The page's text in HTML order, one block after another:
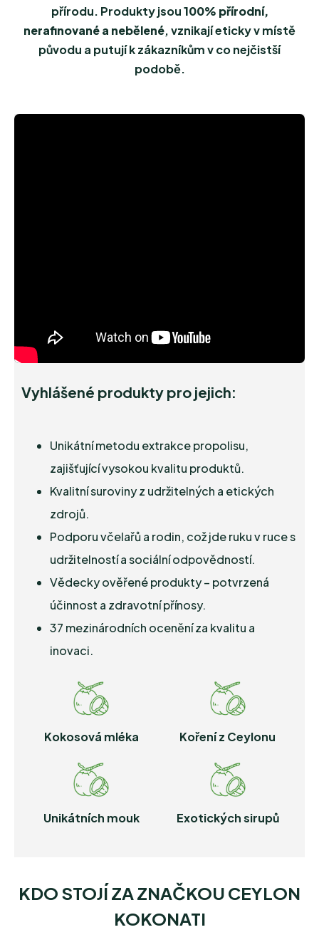
přírodu. Produkty jsou100% přírodní,
nerafinované a nebělené, vznikají eticky v místě
původu a putují k zákazníkům v co nejčistší
podobě.
Vyhlášené produkty pro jejich:
Unikátní metodu extrakce propolisu,
zajišťující vysokou kvalitu produktů.
Kvalitní suroviny z udržitelných a etických
zdrojů.
Podporu včelařů a rodin, což jde ruku v ruce s
udržitelností a sociální odpovědností.
Vědecky ověřené produkty – potvrzená
účinnost a zdravotní přínosy.
37 mezinárodních ocenění za kvalitu a
inovaci.
Kokosová mléka Koření z Ceylonu
Unikátních mouk Exotických sirupů
KDO STOJÍ ZA ZNAČKOU CEYLON
KOKONATI